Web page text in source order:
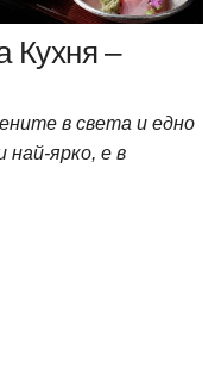
Кухня –
в света и едно
ярко, е в